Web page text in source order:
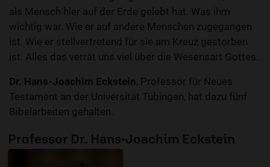
als Mensch hier auf der Erde gelebt hat. Was ihm
wichtig war. Wie er auf andere Menschen zugegangen
ist. Wie er stellvertretend für sie am Kreuz gestorben
ist. Alles das verrät uns viel über die Wesensart Gottes.
Dr. Hans-Joachim Eckstein, Professor für Neues
Testament an der Universität Tübingen, hat dazu fünf
Bibelarbeiten gehalten.
Professor Dr. Hans-Joachim Eckstein